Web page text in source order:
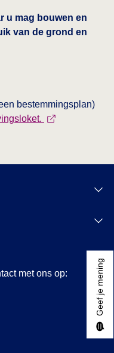
u mag bouwen en
van de grond en
bestemmingsplan)
This link opens
met ons op: Geef je mening